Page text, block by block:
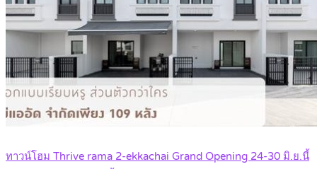
ทาวน์โฮม Thrive rama 2-ekkachai Grand Opening 24-30 มิ.ย.นี้